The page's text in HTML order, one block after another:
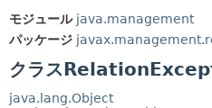
モジュール java.management
パッケージ
クラス
java.lang.Object